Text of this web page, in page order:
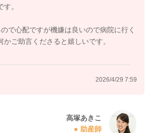
。
で心配ですが機嫌は良いので病院に行く
ご助言くださると嬉しいです。
2026/4/29 7:59
高塚あきこ
助産師